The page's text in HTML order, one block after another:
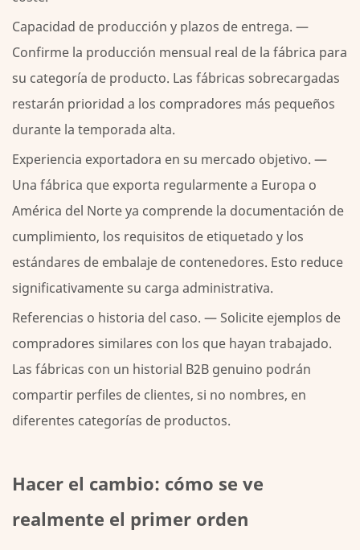
Capacidad de producción y plazos de entrega. —
Confirme la producción mensual real de la fábrica para
su categoría de producto. Las fábricas sobrecargadas
restarán prioridad a los compradores más pequeños
durante la temporada alta.
Experiencia exportadora en su mercado objetivo. —
Una fábrica que exporta regularmente a Europa o
América del Norte ya comprende la documentación de
cumplimiento, los requisitos de etiquetado y los
estándares de embalaje de contenedores. Esto reduce
significativamente su carga administrativa.
Referencias o historia del caso. — Solicite ejemplos de
compradores similares con los que hayan trabajado.
Las fábricas con un historial B2B genuino podrán
compartir perfiles de clientes, si no nombres, en
diferentes categorías de productos.
Hacer el cambio: cómo se ve
realmente el primer orden